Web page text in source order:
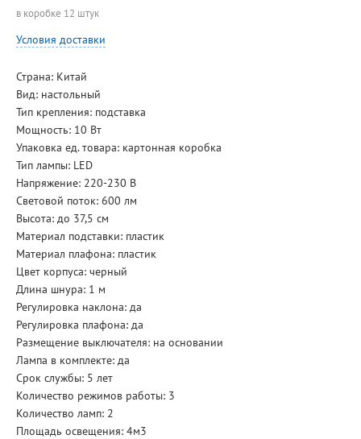
в коробке 12 штук
Условия доставки
Страна: Китай
Вид: настольный
Тип крепления: подставка
Мощность: 10 Вт
Упаковка ед. товара: картонная коробка
Тип лампы: LED
Напряжение: 220-230 В
Световой поток: 600 лм
Высота: до 37,5 см
Материал подставки: пластик
Материал плафона: пластик
Цвет корпуса: черный
Длина шнура: 1 м
Регулировка наклона: да
Регулировка плафона: да
Размещение выключателя: на основании
Лампа в комплекте: да
Срок службы: 5 лет
Количество режимов работы: 3
Количество ламп: 2
Площадь освещения: 4м3